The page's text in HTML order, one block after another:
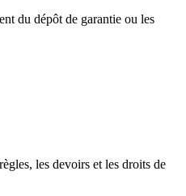
du dépôt de garantie ou les
les devoirs et les droits de